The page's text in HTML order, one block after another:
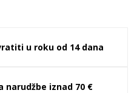
u roku od 14 dana
narudžbe iznad 70 €